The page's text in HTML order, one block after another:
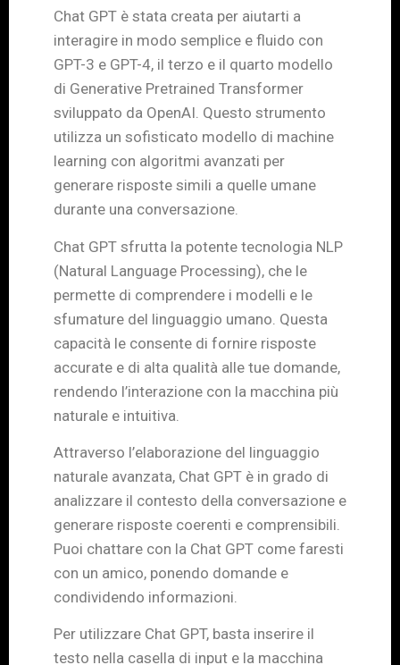
Chat GPT è stata creata per aiutarti a
interagire in modo semplice e fluido con
GPT-3 e GPT-4, il terzo e il quarto modello
di Generative Pretrained Transformer
sviluppato da OpenAI. Questo strumento
utilizza un sofisticato modello di machine
learning con algoritmi avanzati per
generare risposte simili a quelle umane
durante una conversazione.
Chat GPT sfrutta la potente tecnologia NLP
(Natural Language Processing), che le
permette di comprendere i modelli e le
sfumature del linguaggio umano. Questa
capacità le consente di fornire risposte
accurate e di alta qualità alle tue domande,
rendendo l’interazione con la macchina più
naturale e intuitiva.
Attraverso l’elaborazione del linguaggio
naturale avanzata, Chat GPT è in grado di
analizzare il contesto della conversazione e
generare risposte coerenti e comprensibili.
Puoi chattare con la Chat GPT come faresti
con un amico, ponendo domande e
condividendo informazioni.
Per utilizzare Chat GPT, basta inserire il
testo nella casella di input e la macchina